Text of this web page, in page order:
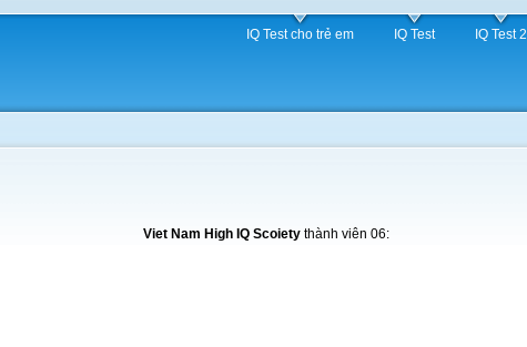
IQ Test cho trẻ em IQ Test IQ Test 2
Viet Nam High IQ Scoiety thành viên 06: